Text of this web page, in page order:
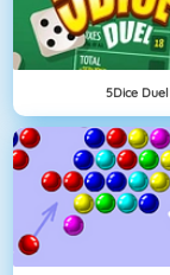
5Dice Duel